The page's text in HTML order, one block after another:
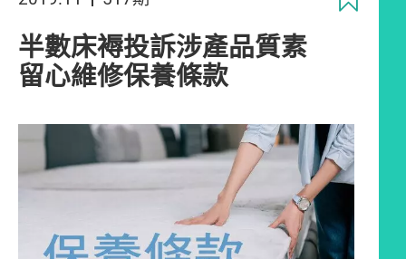
半數床褥投訴涉產品質素
留心維修保養條款